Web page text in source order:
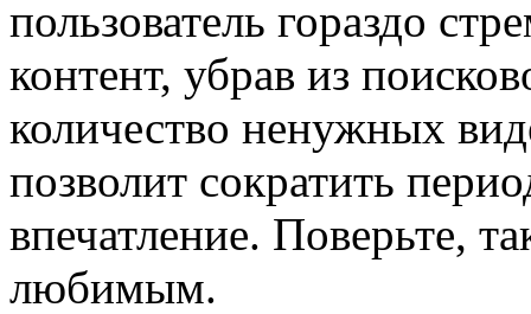
пользователь гораздо
контент, убрав из
количество ненужных
позволит сократить
впечатление. Поверьте,
любимым.